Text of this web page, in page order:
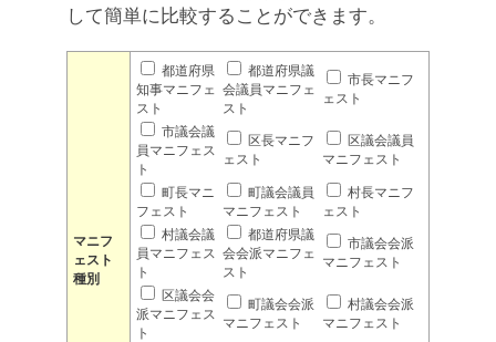
して簡単に比較することができます。
マニフ
ェスト
種別
都道府県
知事マニフェ
スト
都道府県議
会議員マニフェ
スト
市長マニフ
ェスト
市議会議
員マニフェス
ト
区長マニフ
ェスト
区議会議員
マニフェスト
町長マニ
フェスト
町議会議員
マニフェスト
村長マニフ
ェスト
村議会議
員マニフェス
ト
都道府県議
会会派マニフェ
スト
市議会会派
マニフェスト
区議会会
派マニフェス
ト
町議会会派
マニフェスト
村議会会派
マニフェスト